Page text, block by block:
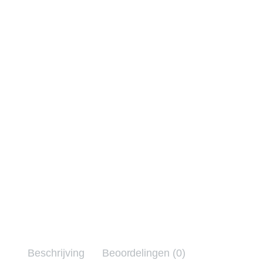
Beschrijving Beoordelingen (0)